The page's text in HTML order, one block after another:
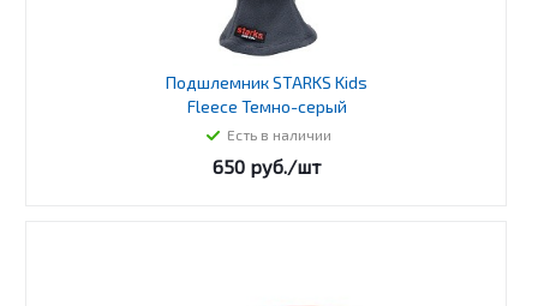
Подшлемник STARKS Kids
Fleece Темно-серый
Есть в наличии
650 руб./шт